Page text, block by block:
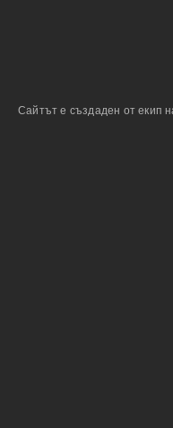
Сайтът е създаден от екип